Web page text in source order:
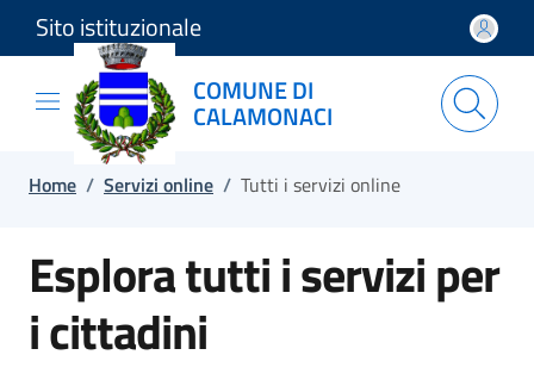
Salta e vai al contenuto
Salta e vai al footer
Sito istituzionale
COMUNE DI
CALAMONACI
Home / Servizi online / Tutti i servizi online
Esplora tutti i servizi per
i cittadini